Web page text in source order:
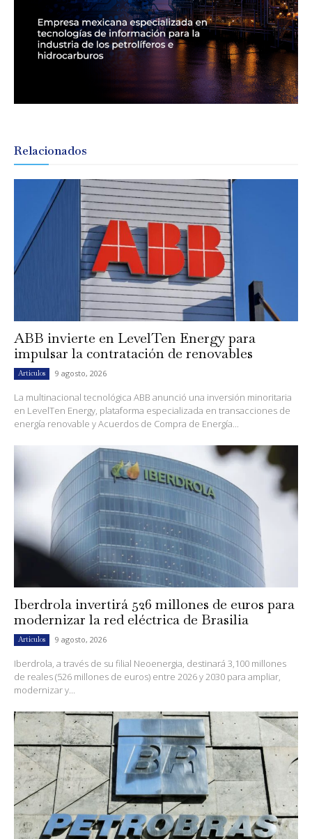
Relacionados
ABB invierte en LevelTen Energy para
impulsar la contratación de renovables
Artículos 9 agosto, 2026
La multinacional tecnológica ABB anunció una inversión minoritaria
en LevelTen Energy, plataforma especializada en transacciones de
energía renovable y Acuerdos de Compra de Energía...
Iberdrola invertirá 526 millones de euros para
modernizar la red eléctrica de Brasilia
Artículos 9 agosto, 2026
Iberdrola, a través de su filial Neoenergia, destinará 3,100 millones
de reales (526 millones de euros) entre 2026 y 2030 para ampliar,
modernizar y...